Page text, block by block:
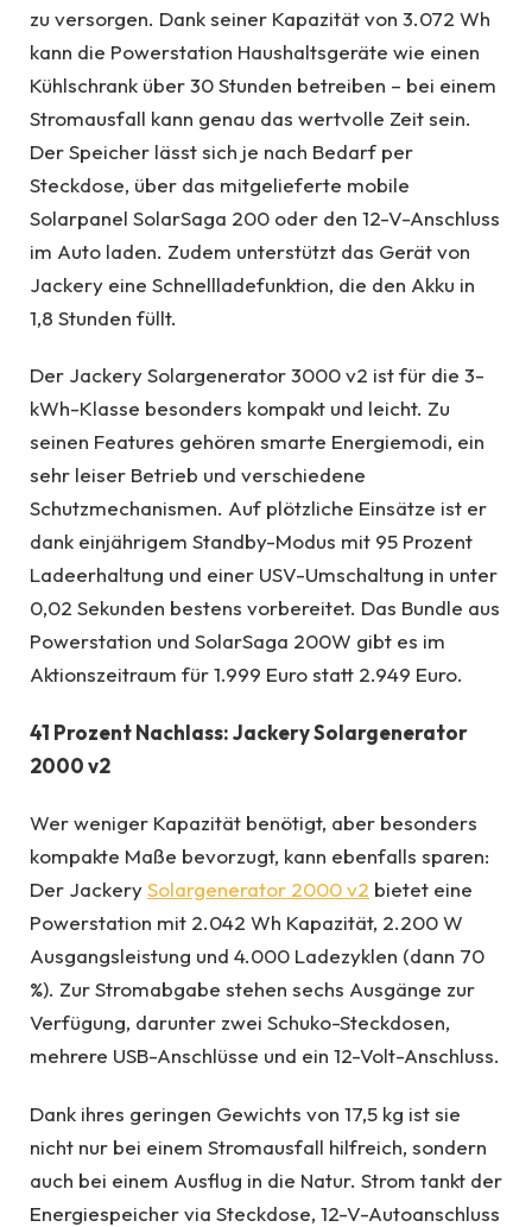
zu versorgen. Dank seiner Kapazität von 3.072 Wh
kann die Powerstation Haushaltsgeräte wie einen
Kühlschrank über 30 Stunden betreiben – bei einem
Stromausfall kann genau das wertvolle Zeit sein.
Der Speicher lässt sich je nach Bedarf per
Steckdose, über das mitgelieferte mobile
Solarpanel SolarSaga 200 oder den 12-V-Anschluss
im Auto laden. Zudem unterstützt das Gerät von
Jackery eine Schnellladefunktion, die den Akku in
1,8 Stunden füllt.
Der Jackery Solargenerator 3000 v2 ist für die 3-
kWh-Klasse besonders kompakt und leicht. Zu
seinen Features gehören smarte Energiemodi, ein
sehr leiser Betrieb und verschiedene
Schutzmechanismen. Auf plötzliche Einsätze ist er
dank einjährigem Standby-Modus mit 95 Prozent
Ladeerhaltung und einer USV-Umschaltung in unter
0,02 Sekunden bestens vorbereitet. Das Bundle aus
Powerstation und SolarSaga 200W gibt es im
Aktionszeitraum für 1.999 Euro statt 2.949 Euro.
41 Prozent Nachlass: Jackery Solargenerator
2000 v2
Wer weniger Kapazität benötigt, aber besonders
kompakte Maße bevorzugt, kann ebenfalls sparen:
Der JackerySolargenerator 2000 v2 bietet eine
Powerstation mit 2.042 Wh Kapazität, 2.200 W
Ausgangsleistung und 4.000 Ladezyklen (dann 70
%). Zur Stromabgabe stehen sechs Ausgänge zur
Verfügung, darunter zwei Schuko-Steckdosen,
mehrere USB-Anschlüsse und ein 12-Volt-Anschluss.
Dank ihres geringen Gewichts von 17,5 kg ist sie
nicht nur bei einem Stromausfall hilfreich, sondern
auch bei einem Ausflug in die Natur. Strom tankt der
Energiespeicher via Steckdose, 12-V-Autoanschluss